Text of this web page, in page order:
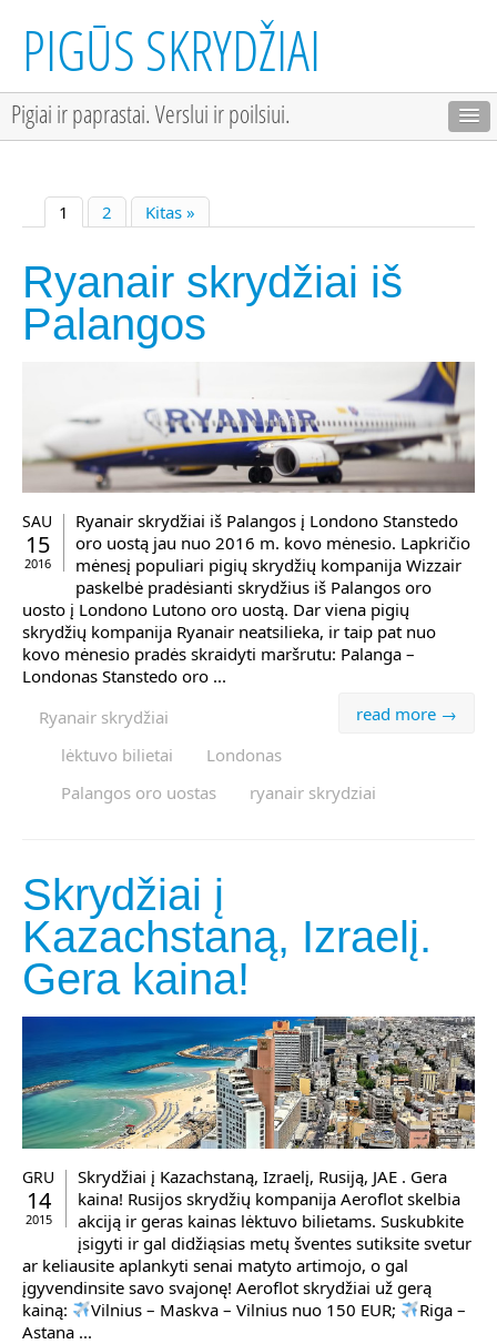
PIGŪS SKRYDŽIAI
Pigiai ir paprastai. Verslui ir poilsiui.
1 2 Kitas »
Ryanair skrydžiai iš
Palangos
SAU
15
2016
Ryanair skrydžiai iš Palangos į Londono Stanstedo
oro uostą jau nuo 2016 m. kovo mėnesio. Lapkričio
mėnesį populiari pigių skrydžių kompanija Wizzair
paskelbė pradėsianti skrydžius iš Palangos oro
uosto į Londono Lutono oro uostą. Dar viena pigių
skrydžių kompanija Ryanair neatsilieka, ir taip pat nuo
kovo mėnesio pradės skraidyti maršrutu: Palanga –
Londonas Stanstedo oro ...
read more →
Ryanair skrydžiai
lėktuvo bilietai
Londonas
Palangos oro uostas
ryanair skrydziai
Skrydžiai į
Kazachstaną, Izraelį.
Gera kaina!
GRU
14
2015
Skrydžiai į Kazachstaną, Izraelį, Rusiją, JAE . Gera
kaina! Rusijos skrydžių kompanija Aeroflot skelbia
akciją ir geras kainas lėktuvo bilietams. Suskubkite
įsigyti ir gal didžiąsias metų šventes sutiksite svetur
ar keliausite aplankyti senai matyto artimojo, o gal
įgyvendinsite savo svajonę! Aeroflot skrydžiai už gerą
kainą:
Vilnius – Maskva – Vilnius nuo 150 EUR;
Riga –
Astana ...